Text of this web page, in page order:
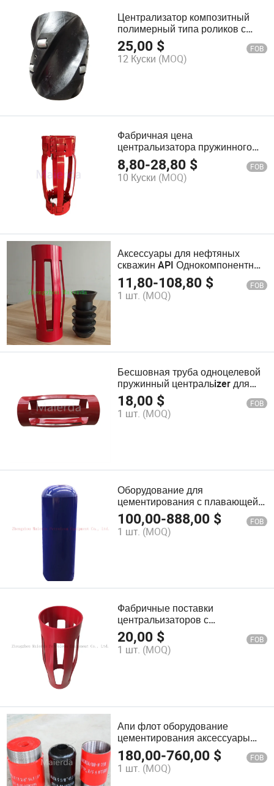
Централизатор композитный
полимерный типа роликов с
прямыми лопатками API
25,00 $ FOB
12 Куски (MOQ)
Фабричная цена
центральизатора пружинного
корпуса с неварными петлями
API
8,80-28,80 $ FOB
10 Куски (MOQ)
Аксессуары для нефтяных
скважин API Однокомпонентные
центраторы для
цементирования
11,80-108,80 $ FOB
1 шт. (MOQ)
Бесшовная труба одноцелевой
пружинный центральizer для
обсадной колонны
18,00 $ FOB
1 шт. (MOQ)
Оборудование для
цементирования с плавающей
колонной и направляющим
башмаком
100,00-888,00 $ FOB
1 шт. (MOQ)
Фабричные поставки
центральизаторов с
пружинными боковыми
элементами для нефтяных
скважин
20,00 $ FOB
1 шт. (MOQ)
Апи флот оборудование
цементирования аксессуары
флотный башмак и воротник
180,00-760,00 $ FOB
1 шт. (MOQ)